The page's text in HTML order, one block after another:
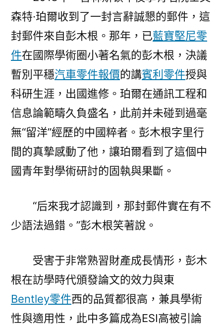
森特·珀爾收到了一封言辭誠懇的郵件，這
封郵件來自彭木根。那年，已藍寶堅尼零
件在國際學術圈小著名氣的彭木根，決議
暫別平穩汽車零件報價的講賓利零件授與
科研生涯，出國進修。珀爾在通訊工程和
信息論範疇久負盛名，此前并未碰到過毫
無“留洋”經歷的中國粹者。彭木根字里行
間的真摯感動了他，讓珀爾看到了這個中
國青年對學術研討的固執與果斷。
“后來我才認識到，那封郵件實在有不
少語法過錯。”彭木根笑著說。
受害于非常熟習財產成長情形，彭木
根在訪學時代頒發論文的效力與東
Bentley零件西的品質都很高，兼具學術
性與適用性，此中多篇成為ESI高被引論